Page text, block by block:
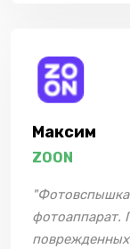
Максим
ZOON
"Фотовспышка
фотоаппарат.